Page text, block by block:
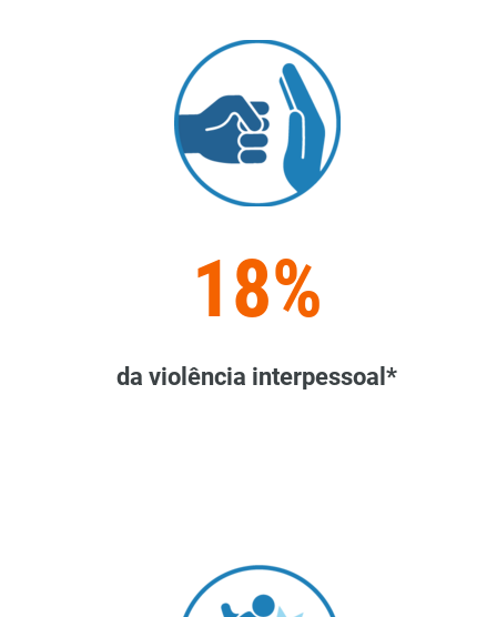
18%
da violência interpessoal*